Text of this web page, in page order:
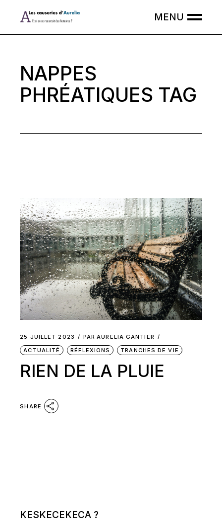
NAPPES
PHRÉATIQUES TAG
25 JUILLET 2023 PAR AURELIA GANTIER
ACTUALITÉ
RÉFLEXIONS TRANCHES DE VIE
RIEN DE LA PLUIE
SHARE
KESKECEKECA ?